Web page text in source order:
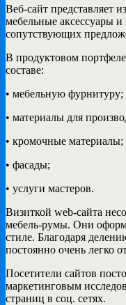
Веб-сайт представляет
мебельные аксессуары
сопутствующих
В продуктовом
составе:
• мебельную фурнитуру;
• материалы для
• кромочные материалы;
• фасады;
• услуги мастеров.
Визиткой web-сайта
мебель-румы. Они
стиле. Благодаря
постоянно очень легко
Посетители сайтов
маркетинговым
страниц в соц. сетях.